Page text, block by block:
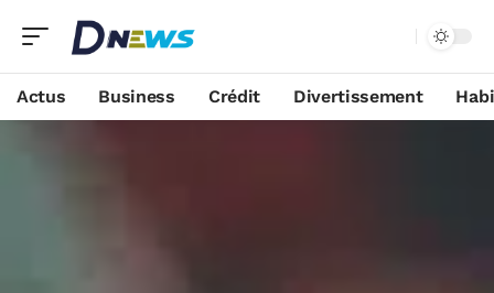
Actus Business Crédit Divertissement